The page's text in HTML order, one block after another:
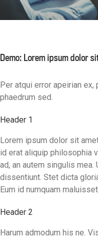
Demo: Lorem ipsum dolor
Per atqui error apeirian
phaedrum sed.
Header 1
Lorem ipsum dolor sit
id erat aliquip philosophia
ad, an autem singulis mea.
dissentiunt. Stet dicta
Eum id numquam
Header 2
Harum admodum his ne.